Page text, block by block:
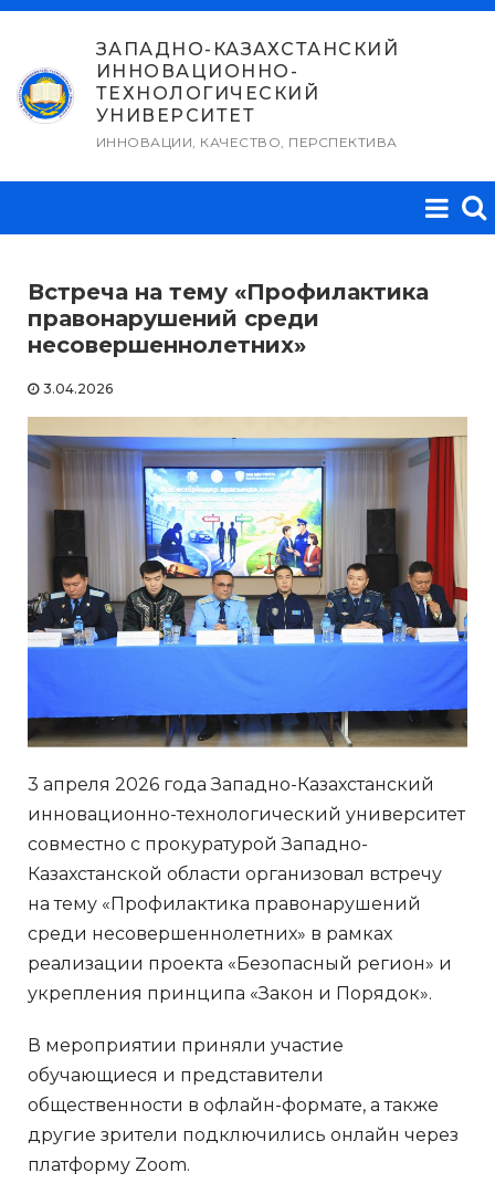
Перейти
содержимому
ЗАПАДНО-КАЗАХСТАНСКИЙ
ИННОВАЦИОННО-
ТЕХНОЛОГИЧЕСКИЙ
УНИВЕРСИТЕТ
ИННОВАЦИИ, КАЧЕСТВО, ПЕРСПЕКТИВА
Встреча на тему «Профилактика
правонарушений среди
несовершеннолетних»
3.04.2026
3 апреля 2026 года Западно-Казахстанский
инновационно-технологический университет
совместно с прокуратурой Западно-
Казахстанской области организовал встречу
на тему «Профилактика правонарушений
среди несовершеннолетних» в рамках
реализации проекта «Безопасный регион» и
укрепления принципа «Закон и Порядок».
В мероприятии приняли участие
обучающиеся и представители
общественности в офлайн-формате, а также
другие зрители подключились онлайн через
платформу Zoom.